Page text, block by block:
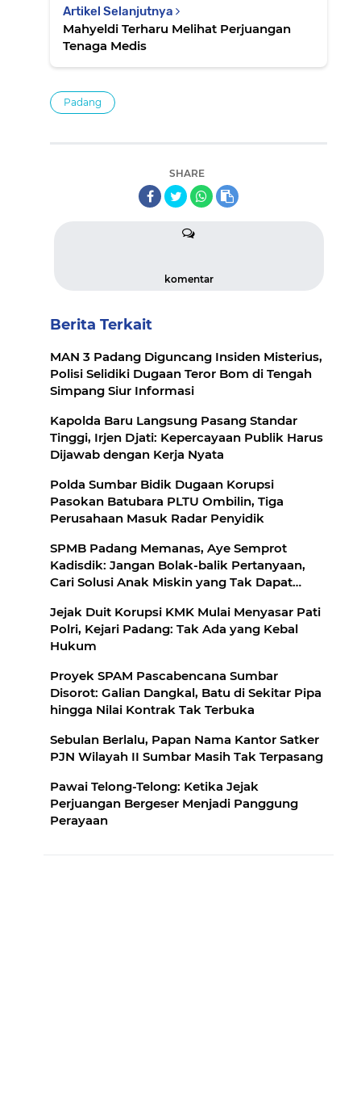
Artikel Selanjutnya
Mahyeldi Terharu Melihat Perjuangan
Tenaga Medis
Padang
SHARE
komentar
Berita Terkait
MAN 3 Padang Diguncang Insiden Misterius,
Polisi Selidiki Dugaan Teror Bom di Tengah
Simpang Siur Informasi
Kapolda Baru Langsung Pasang Standar
Tinggi, Irjen Djati: Kepercayaan Publik Harus
Dijawab dengan Kerja Nyata
Polda Sumbar Bidik Dugaan Korupsi
Pasokan Batubara PLTU Ombilin, Tiga
Perusahaan Masuk Radar Penyidik
SPMB Padang Memanas, Aye Semprot
Kadisdik: Jangan Bolak-balik Pertanyaan,
Cari Solusi Anak Miskin yang Tak Dapat
Jejak Duit Korupsi KMK Mulai Menyasar Pati
Polri, Kejari Padang: Tak Ada yang Kebal
Hukum
Proyek SPAM Pascabencana Sumbar
Disorot: Galian Dangkal, Batu di Sekitar Pipa
hingga Nilai Kontrak Tak Terbuka
Sebulan Berlalu, Papan Nama Kantor Satker
PJN Wilayah II Sumbar Masih Tak Terpasang
Pawai Telong-Telong: Ketika Jejak
Perjuangan Bergeser Menjadi Panggung
Perayaan